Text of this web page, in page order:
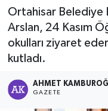
Ortahisar Belediye
Arslan, 24 Kasım
okulları ziyaret
kutladı.
AHMET
GAZETE